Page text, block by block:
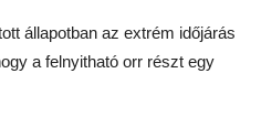
állapotban az extrém időjárás
a felnyitható orr részt egy